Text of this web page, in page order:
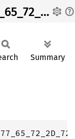
ATOM_ATOM__6C_6F_77_65_72_2D_72_6F_6D_61_6E
Summary